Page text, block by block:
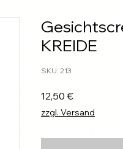
KREIDE
SKU: 213
12,50 €Prezzo
zzgl. Versand